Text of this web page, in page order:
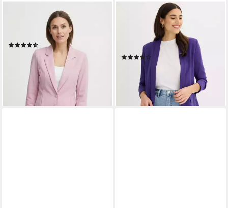
Kurzblazer FQNANNI-JA mit
Knopfverschluss
(6)
ab 50,99 € UVP59,95 €
lieferbar - in 1-2 Werktagen bei dir
+1
Jackenblazer femininer Stil,
schmale Passform, schmales
und langes Reverse
(2)
ab 34,99 € 42,99 €
lieferbar - in 1-2 Werktagen bei dir